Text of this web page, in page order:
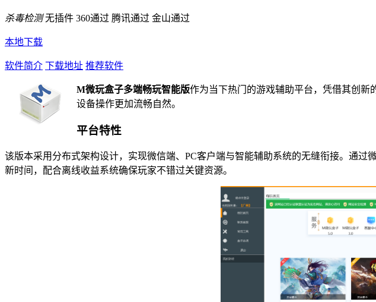
杀毒检测 无插件 360通过 腾讯通过 金山通过
本地下载
软件简介 下载地址 推荐软件
M微玩盒子多端畅玩智能版作为当下热门的游戏辅助平台，凭借其创新
设备操作更加流畅自然。
平台特性
该版本采用分布式架构设计，实现微信端、PC客户端与智能辅助系统的无缝衔接。通
新时间，配合离线收益系统确保玩家不错过关键资源。